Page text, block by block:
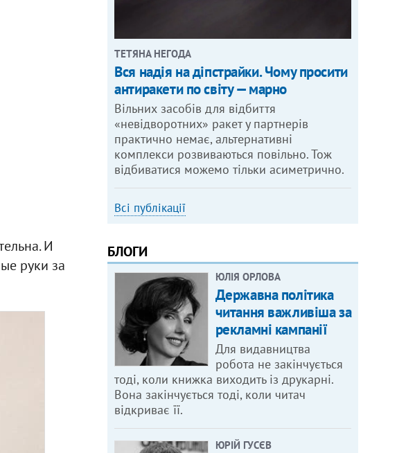
И
руки за
ТЕТЯНА НЕГОДА
Вся надія на діпстрайки. Чому просити
антиракети по світу — марно
Вільних засобів для відбиття
«невідворотних» ракет у партнерів
практично немає, альтернативні
комплекси розвиваються повільно. Тож
відбиватися можемо тільки асиметрично.
Всі публікації
БЛОГИ
ЮЛІЯ ОРЛОВА
Державна політика
читання важливіша за
рекламні кампанії
Для видавництва
робота не закінчується
тоді, коли книжка виходить із друкарні.
Вона закінчується тоді, коли читач
відкриває її.
ЮРІЙ ГУСЄВ